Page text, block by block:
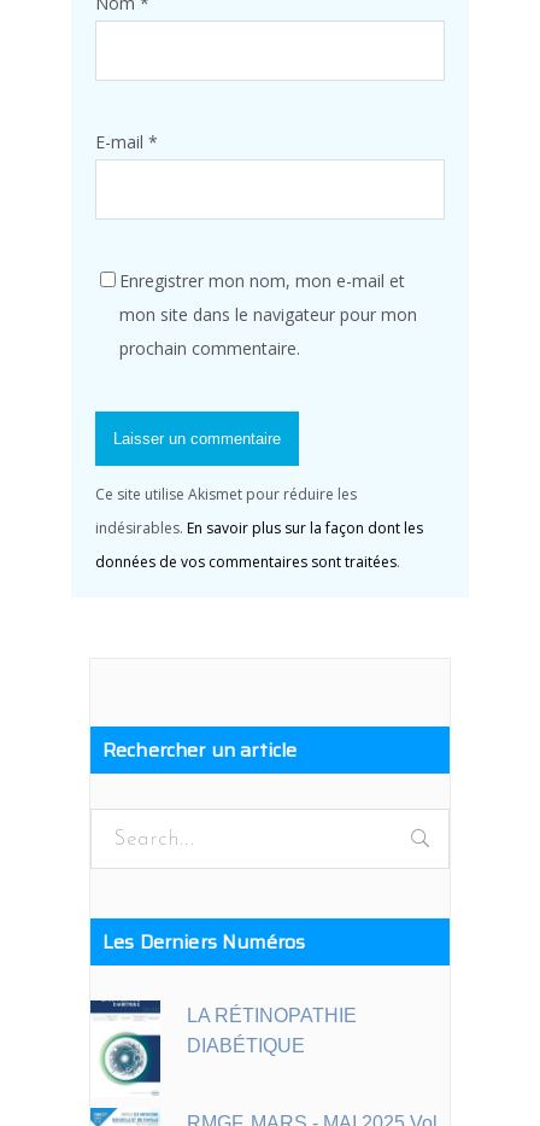
E-mail *
Enregistrer mon nom, mon e-mail et
mon site dans le navigateur pour mon
prochain commentaire.
Ce site utilise Akismet pour réduire les
indésirables. En savoir plus sur la façon dont les
données de vos commentaires sont traitées.
Rechercher un article
Search
Les Derniers Numéros
LA RÉTINOPATHIE
DIABÉTIQUE